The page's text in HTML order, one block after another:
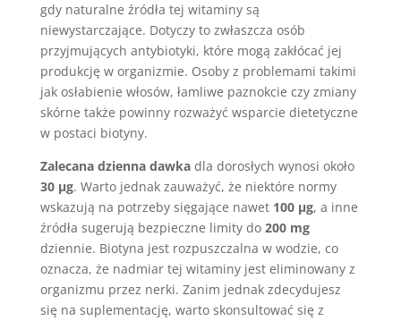
gdy naturalne źródła tej witaminy są
niewystarczające. Dotyczy to zwłaszcza osób
przyjmujących antybiotyki, które mogą zakłócać jej
produkcję w organizmie. Osoby z problemami takimi
jak osłabienie włosów, łamliwe paznokcie czy zmiany
skórne także powinny rozważyć wsparcie dietetyczne
w postaci biotyny.
Zalecana dzienna dawkadla dorosłych wynosi około
30 µg. Warto jednak zauważyć, że niektóre normy
wskazują na potrzeby sięgające nawet 100 µg, a inne
źródła sugerują bezpieczne limity do 200 mg
dziennie. Biotyna jest rozpuszczalna w wodzie, co
oznacza, że nadmiar tej witaminy jest eliminowany z
organizmu przez nerki. Zanim jednak zdecydujesz
się na suplementację, warto skonsultować się z